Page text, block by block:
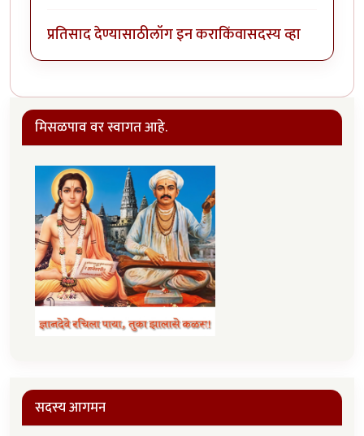
प्रतिसाद देण्यासाठीलॉग इन कराकिंवासदस्य व्हा
मिसळपाव वर स्वागत आहे.
सदस्य आगमन